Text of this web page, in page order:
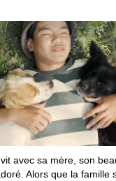
avec sa mère, son
Alors que la famille